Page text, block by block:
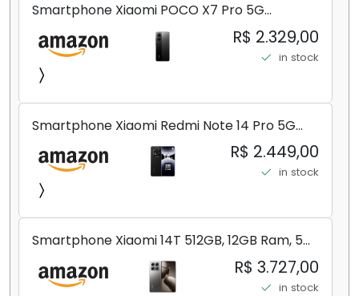
Smartphone Xiaomi POCO X7 Pro 5G
8+256GB/12+256GB/12+512GB
R$ 2.329,00
in stock
Smartphone Xiaomi Redmi Note 14 Pro 5G
Midnight Black (Preto) 12GB RAM 512GB ROM
NFC [ 24090RA29G ]
R$ 2.449,00
in stock
Smartphone Xiaomi 14T 512GB, 12GB Ram, 5G,
Leica, Cinza - no Brasil
R$ 3.727,00
in stock